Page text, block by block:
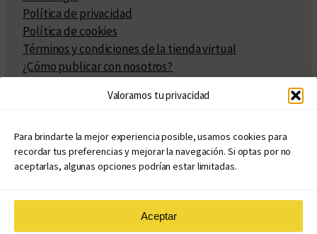
Valoramos tu privacidad
Para brindarte la mejor experiencia posible, usamos cookies para
recordar tus preferencias y mejorar la navegación. Si optas por no
aceptarlas, algunas opciones podrían estar limitadas.
Aceptar
Política de privacidad
Política de cookies
Términos y condiciones de la tienda virtual
¿Cómo publicar con nosotros?
Políticas de publicación
Políticas de coedición
Atribuciones